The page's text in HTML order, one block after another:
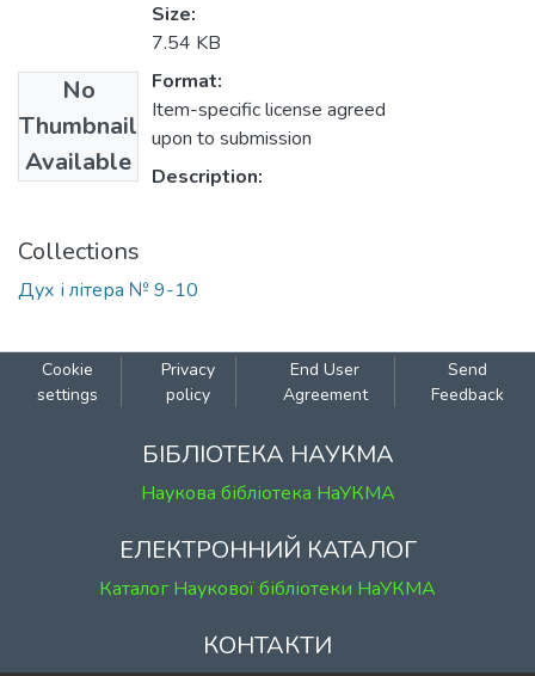
No
Thumbnail
Available
Size:
7.54 KB
Format:
Item-specific license agreed
upon to submission
Description:
Collections
Дух і літера № 9-10
Cookie
settings
Privacy
policy
End User
Agreement
Send
Feedback
БІБЛІОТЕКА НАУКМА
Наукова бібліотека НаУКМА
ЕЛЕКТРОННИЙ КАТАЛОГ
Каталог Наукової бібліотеки НаУКМА
КОНТАКТИ